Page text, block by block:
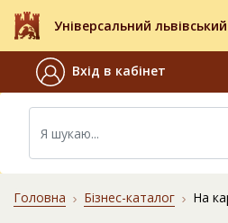
Універсальний
Вхід в кабінет
Головна Бізнес-каталог На